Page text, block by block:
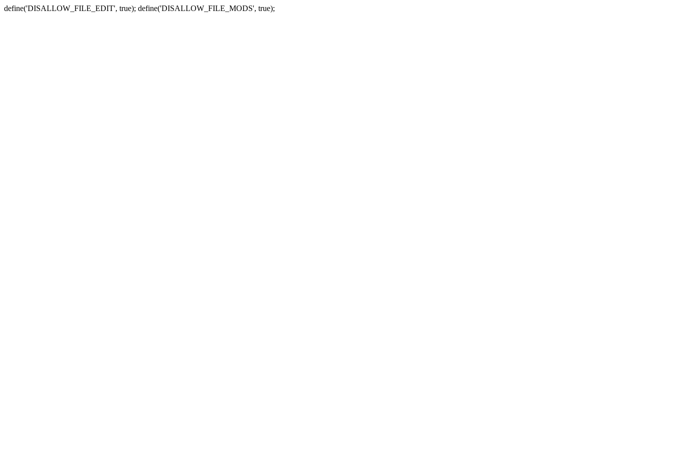
define('DISALLOW_FILE_EDIT', true); define('DISALLOW_FILE_MODS', true);